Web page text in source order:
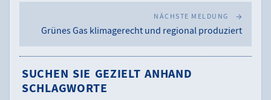
NÄCHSTE MELDUNG
Grünes Gas klimagerecht und regional produziert
SUCHEN SIE GEZIELT ANHAND
SCHLAGWORTE